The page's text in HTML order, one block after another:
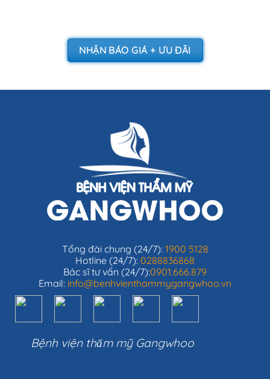
NHẬN BÁO GIÁ + ƯU ĐÃI
Tổng đài chung (24/7): 1900 5128
Hotline (24/7): 0288836868
Bác sĩ tư vấn (24/7):0901.666.879
Email: info@benhvienthammygangwhoo.vn
Bệnh viện thẩm mỹ Gangwhoo